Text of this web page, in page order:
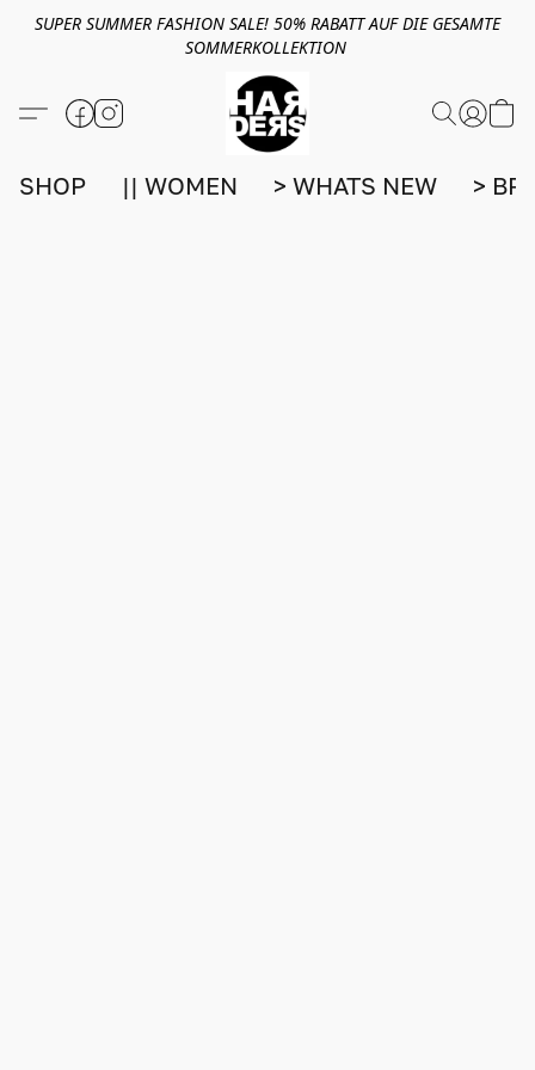
SUPER SUMMER FASHION SALE! 50% RABATT AUF DIE GESAMTE
SOMMERKOLLEKTION
SHOP || WOMEN > WHATS NEW >